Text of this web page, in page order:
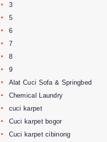
3
5
6
7
8
9
Alat Cuci Sofa & Springbed
Chemical Laundry
cuci karpet
Cuci karpet bogor
Cuci karpet cibinong